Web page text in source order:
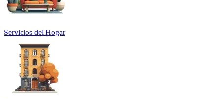
Servicios del Hogar